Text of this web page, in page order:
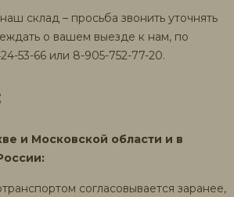
склад – просьба звонить уточнять
о вашем выезде к нам, по
53-66 или 8-905-752-77-20.
и Московской области и в
согласовывается заранее,